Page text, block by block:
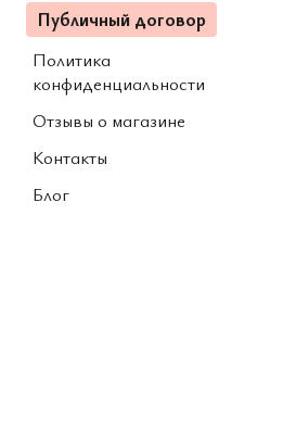
Публичный договор
Политика
конфиденциальности
Отзывы о магазине
Контакты
Блог